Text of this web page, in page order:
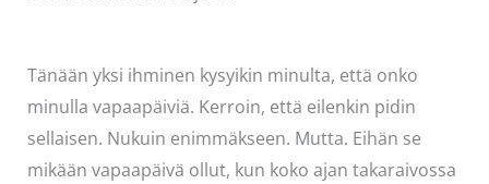
Tänään yksi ihminen kysyikin minulta, että onko
minulla vapaapäiviä. Kerroin, että eilenkin pidin
sellaisen. Nukuin enimmäkseen. Mutta. Eihän se
mikään vapaapäivä ollut, kun koko ajan takaraivossa